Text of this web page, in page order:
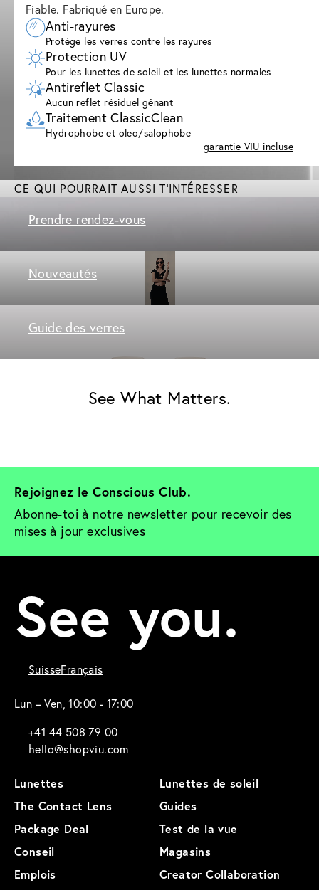
Fiable. Fabriqué en Europe.
Anti-rayures
Protège les verres contre les rayures
Protection UV
Pour les lunettes de soleil et les lunettes normales
Antireflet Classic
Aucun reflet résiduel gênant
Traitement ClassicClean
Hydrophobe et oleo/salophobe
garantie VIU incluse
CE QUI POURRAIT AUSSI T'INTÉRESSER
Prendre rendez-vous
Nouveautés
Guide des verres
See What Matters.
Rejoignez le Conscious Club.
Abonne-toi à notre newsletter pour recevoir des
mises à jour exclusives
See you.
SuisseFrançais
Lun – Ven, 10:00 - 17:00
+41 44 508 79 00
hello@shopviu.com
Lunettes
Lunettes de soleil
The Contact Lens
Guides
Package Deal
Test de la vue
Conseil
Magasins
Emplois
Creator Collaboration